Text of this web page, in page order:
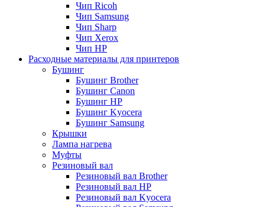
Чип Ricoh
Чип Samsung
Чип Sharp
Чип Xerox
Чип НР
Расходные материалы для принтеров
Бушинг
Бушинг Brother
Бушинг Canon
Бушинг HP
Бушинг Kyocera
Бушинг Samsung
Крышки
Лампа нагрева
Муфты
Резиновый вал
Резиновый вал Brother
Резиновый вал HP
Резиновый вал Kyocera